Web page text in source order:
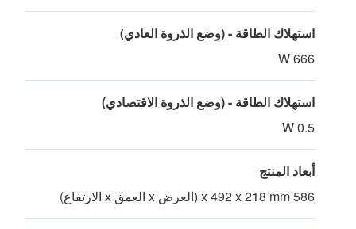
استهلاك الطاقة - (وضع الذروة العادي)
666 W
استهلاك الطاقة - (وضع الذروة الاقتصادي)
0.5 W
أبعاد المنتج
586 x 492 x 218 mm (العرض x العمق x الارتفاع)